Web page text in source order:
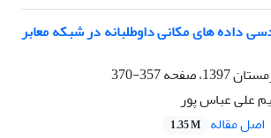
داده های مکانی داوطلبانه در شبکه معابر
357-370
علی عباس پور
اصل مقاله 1.35 M